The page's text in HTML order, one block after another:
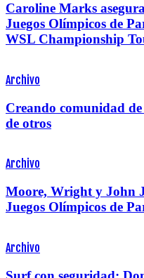
Caroline Marks
Juegos Olímpicos de
WSL Championship
Archivo
Creando comunidad
de otros
Archivo
Moore, Wright y John
Juegos Olímpicos de
Archivo